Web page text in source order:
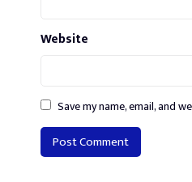
Website
Save my name, email, and
Alternative: